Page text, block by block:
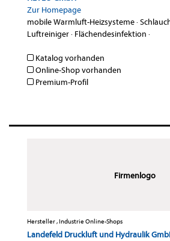
Zur Homepage
mobile Warmluft-Heizsysteme·
Luftreiniger· Flächendesinfektion ·
Katalog vorhanden
Online-Shop vorhanden
Premium-Profil
Firmenlogo
Hersteller , Industrie Online-Shops
Landefeld Druckluft und Hydraulik